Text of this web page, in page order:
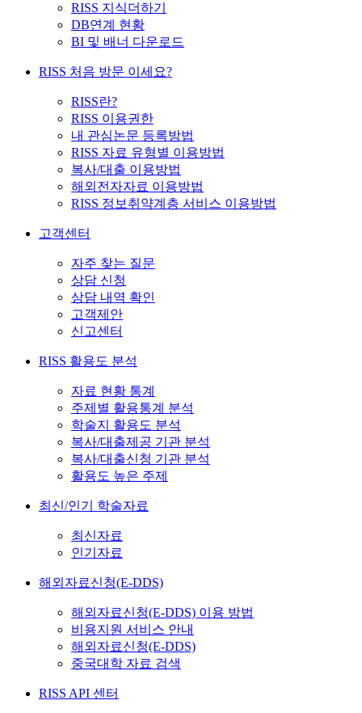
RISS 지식더하기
DB연계 현황
BI 및 배너 다운로드
RISS 처음 방문 이세요?
RISS란?
RISS 이용권한
내 관심논문 등록방법
RISS 자료 유형별 이용방법
복사/대출 이용방법
해외전자자료 이용방법
RISS 정보취약계층 서비스 이용방법
고객센터
자주 찾는 질문
상담 신청
상담 내역 확인
고객제안
신고센터
RISS 활용도 분석
자료 현황 통계
주제별 활용통계 분석
학술지 활용도 분석
복사/대출제공 기관 분석
복사/대출신청 기관 분석
활용도 높은 주제
최신/인기 학술자료
최신자료
인기자료
해외자료신청(E-DDS)
해외자료신청(E-DDS) 이용 방법
비용지원 서비스 안내
해외자료신청(E-DDS)
중국대학 자료 검색
RISS API 센터